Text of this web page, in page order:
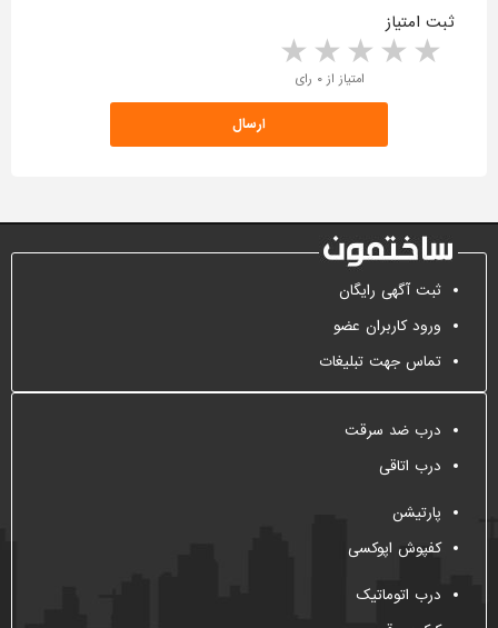
ثبت امتیاز
4 stars 3 stars 2 stars 1 star امتیاز از ۰ رای
ثبت آگهی رایگان
ورود کاربران عضو
تماس جهت تبلیغات
درب ضد سرقت
درب اتاقی
پارتیشن
کفپوش اپوکسی
درب اتوماتیک